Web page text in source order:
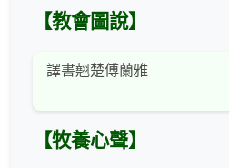
【教會圖說】
譯書翹楚傅蘭雅
【牧養心聲】